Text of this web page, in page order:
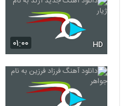
۰۱:۰۰ HD